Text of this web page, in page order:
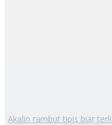
Akalin rambut tipis biar